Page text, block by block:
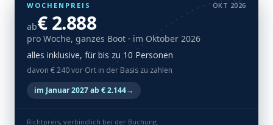
WOCHENPREIS OKT 2026
ab€ 2.888
pro Woche, ganzes Boot · im Oktober 2026
alles inklusive, für bis zu 10 Personen
davon € 240 vor Ort in der Basis zu zahlen
im Januar 2027 ab € 2.144→
Richtpreis, verbindlich bei der Buchung.